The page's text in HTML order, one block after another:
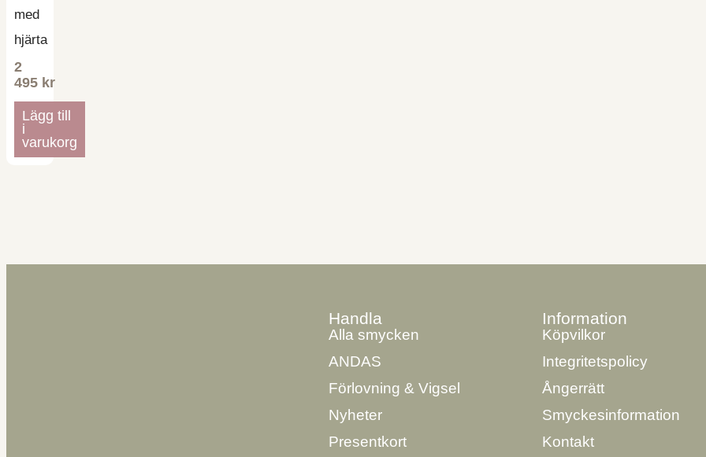
med
hjärta
2
495 kr
Lägg till
i
varukorg
Handla
Alla smycken
ANDAS
Förlovning & Vigsel
Nyheter
Presentkort
Information
Köpvilkor
Integritetspolicy
Ångerrätt
Smyckesinformation
Kontakt